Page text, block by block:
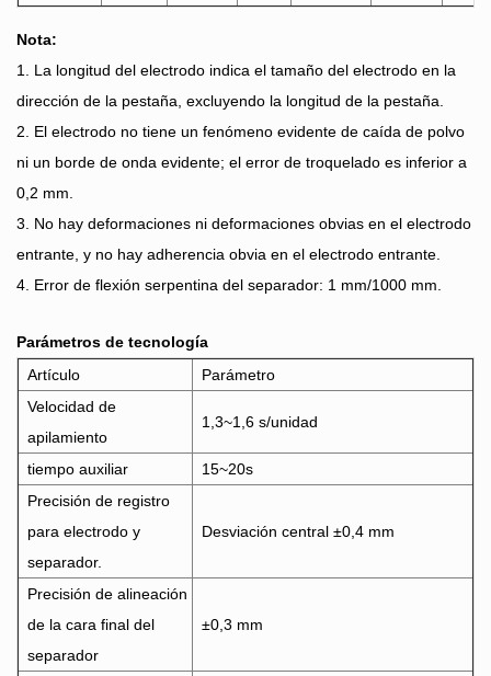
Nota:
1. La longitud del electrodo indica el tamaño del electrodo en la
dirección de la pestaña, excluyendo la longitud de la pestaña.
2. El electrodo no tiene un fenómeno evidente de caída de polvo
ni un borde de onda evidente; el error de troquelado es inferior a
0,2 mm.
3. No hay deformaciones ni deformaciones obvias en el electrodo
entrante, y no hay adherencia obvia en el electrodo entrante.
4. Error de flexión serpentina del separador: 1 mm/1000 mm.
Parámetros de tecnología
Artículo
Parámetro
Velocidad de
apilamiento
1,3~1,6 s/unidad
tiempo auxiliar
15~20s
Precisión de registro
para electrodo y
separador.
Desviación central ±0,4 mm
Precisión de alineación
de la cara final del
separador
±0,3 mm